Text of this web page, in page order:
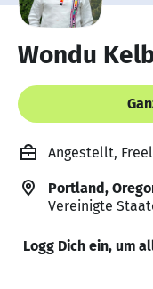
Wondu
Angestellt,
Portland,
Vereinigte
Logg Dich ein, um